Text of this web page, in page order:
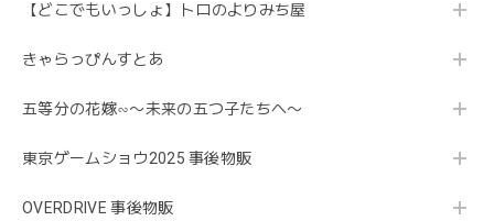
【どこでもいっしょ】トロのよりみち屋
きゃらっぴんすとあ
五等分の花嫁∽〜未来の五つ子たちへ〜
東京ゲームショウ2025 事後物販
OVERDRIVE 事後物販